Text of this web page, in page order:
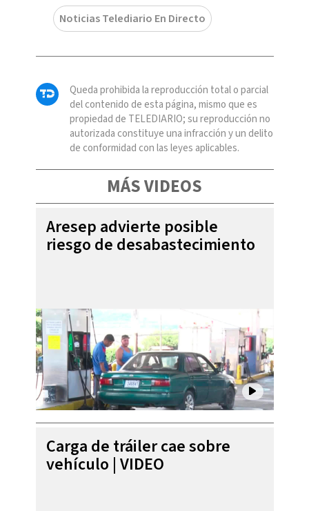
Noticias Telediario En Directo
Queda prohibida la reproducción total o parcial
del contenido de esta página, mismo que es
propiedad de TELEDIARIO; su reproducción no
autorizada constituye una infracción y un delito
de conformidad con las leyes aplicables.
MÁS VIDEOS
Aresep advierte posible
riesgo de desabastecimiento
Carga de tráiler cae sobre
vehículo | VIDEO